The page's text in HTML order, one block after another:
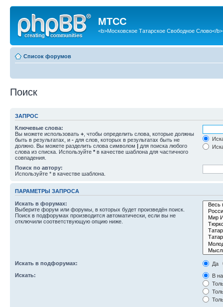
МТСС
<b>Московское Татарское Свободное Слово</b>
Список форумов
Поиск
ЗАПРОС
Ключевые слова:
Вы можете использовать + , чтобы определить слова, которые должны
быть в результатах, и - для слов, которых в результатах быть не
должно. Вы можете разделить слова символом | для поиска любого
слова из списка. Используйте * в качестве шаблона для частичного
совпадения.
Поиск по автору:
Используйте * в качестве шаблона.
ПАРАМЕТРЫ ЗАПРОСА
Искать в форумах:
Выберите форум или форумы, в которых будет произведён поиск.
Поиск в подфорумах производится автоматически, если вы не
отключили соответствующую опцию ниже.
Искать в подфорумах:
Да
Искать:
В